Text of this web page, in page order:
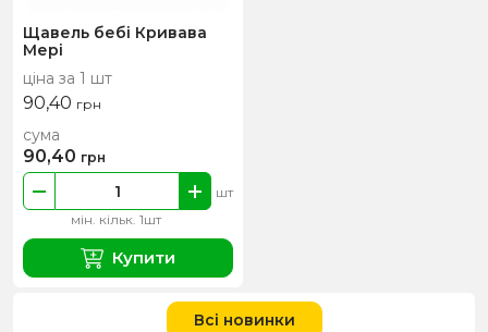
Щавель бебі Кривава
Мері
ціна за 1 шт
90,40 грн
мін. кільк. 1шт
шт
сума
90,40 грн
Купити
Всі новинки